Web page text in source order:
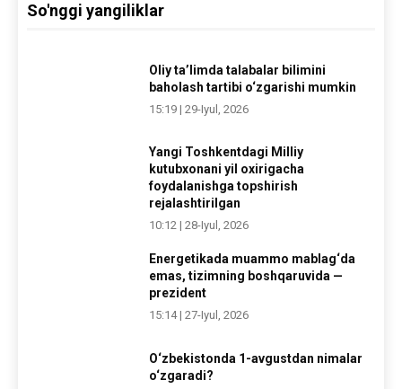
So'nggi yangiliklar
Oliy ta’limda talabalar bilimini
baholash tartibi o‘zgarishi mumkin
15:19 | 29-Iyul, 2026
Yangi Toshkentdagi Milliy
kutubxonani yil oxirigacha
foydalanishga topshirish
rejalashtirilgan
10:12 | 28-Iyul, 2026
Energetikada muammo mablag‘da
emas, tizimning boshqaruvida —
prezident
15:14 | 27-Iyul, 2026
O‘zbekistonda 1-avgustdan nimalar
o‘zgaradi?